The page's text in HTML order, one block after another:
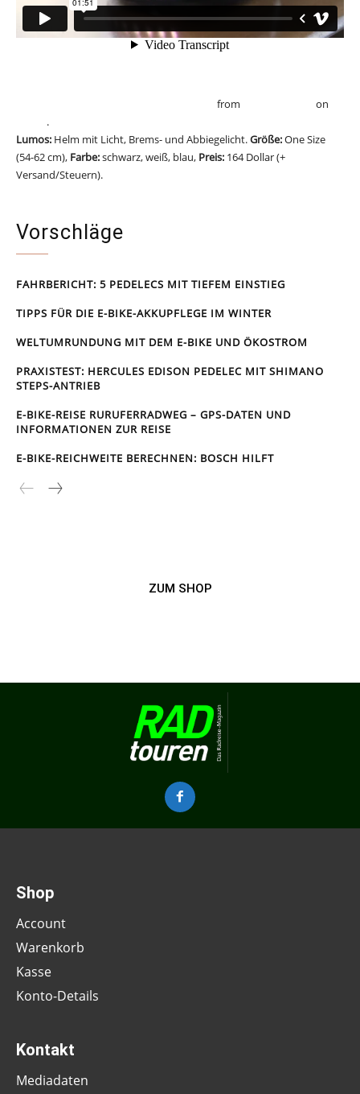
from
on
.
Lumos: Helm mit Licht, Brems- und Abbiegelicht.Größe:One Size
(54-62 cm), Farbe:schwarz, weiß, blau, Preis: 164 Dollar (+
Versand/Steuern).
Vorschläge
FAHRBERICHT: 5 PEDELECS MIT TIEFEM EINSTIEG
TIPPS FÜR DIE E-BIKE-AKKUPFLEGE IM WINTER
WELTUMRUNDUNG MIT DEM E-BIKE UND ÖKOSTROM
PRAXISTEST: HERCULES EDISON PEDELEC MIT SHIMANO
STEPS-ANTRIEB
E-BIKE-REISE RUR­UFER­RAD­WEG – GPS-DATEN UND
INFORMATIONEN ZUR REISE
E-BIKE-REICHWEITE BERECHNEN: BOSCH HILFT
ZUM SHOP
Shop
Account
Warenkorb
Kasse
Konto-Details
Kontakt
Mediadaten